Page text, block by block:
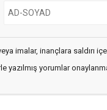
imalar, inançlara saldırı
yazılmış yorumlar